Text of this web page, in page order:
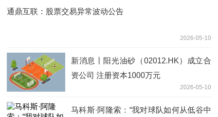
通鼎互联：股票交易异常波动公告
2026-05-10
新消息丨阳光油砂（02012.HK）成立合
资公司 注册资本1000万元
2026-05-10
马科斯·阿隆索：“我对球队如何从低谷中